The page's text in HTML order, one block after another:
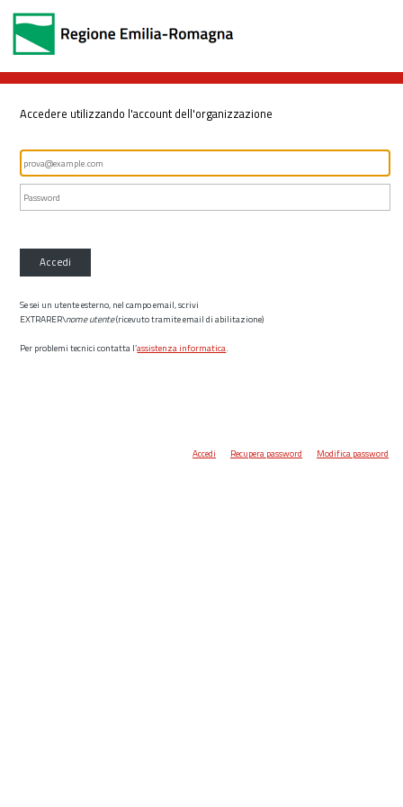
Accedere utilizzando l'account dell'organizzazione
Accedi
Se sei un utente esterno, nel campo email, scrivi
EXTRARER\nome utente(ricevuto tramite email di abilitazione)
Per problemi tecnici contatta l’assistenza informatica.
Accedi Recupera password Modifica password